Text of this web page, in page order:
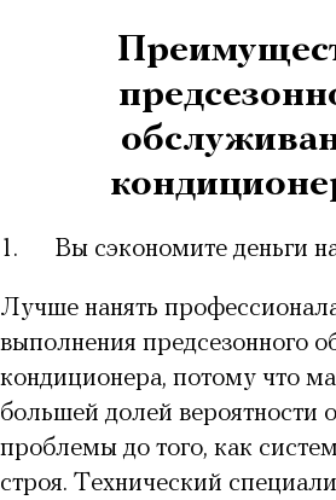
1. Вы сэкономите деньги
Лучше нанять
выполнения предсезонного
кондиционера, потому что
большей долей вероятности
проблемы до того, как
строя. Технический